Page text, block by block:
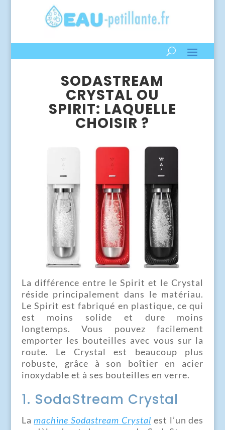
SODASTREAM
CRYSTAL OU
SPIRIT: LAQUELLE
CHOISIR ?
La différence entre le Spirit et le Crystal
réside principalement dans le matériau.
Le Spirit est fabriqué en plastique, ce qui
est moins solide et dure moins
longtemps. Vous pouvez facilement
emporter les bouteilles avec vous sur la
route. Le Crystal est beaucoup plus
robuste, grâce à son boîtier en acier
inoxydable et à ses bouteilles en verre.
1. SodaStream Crystal
Lamachine Sodastream Crystal est l’un des